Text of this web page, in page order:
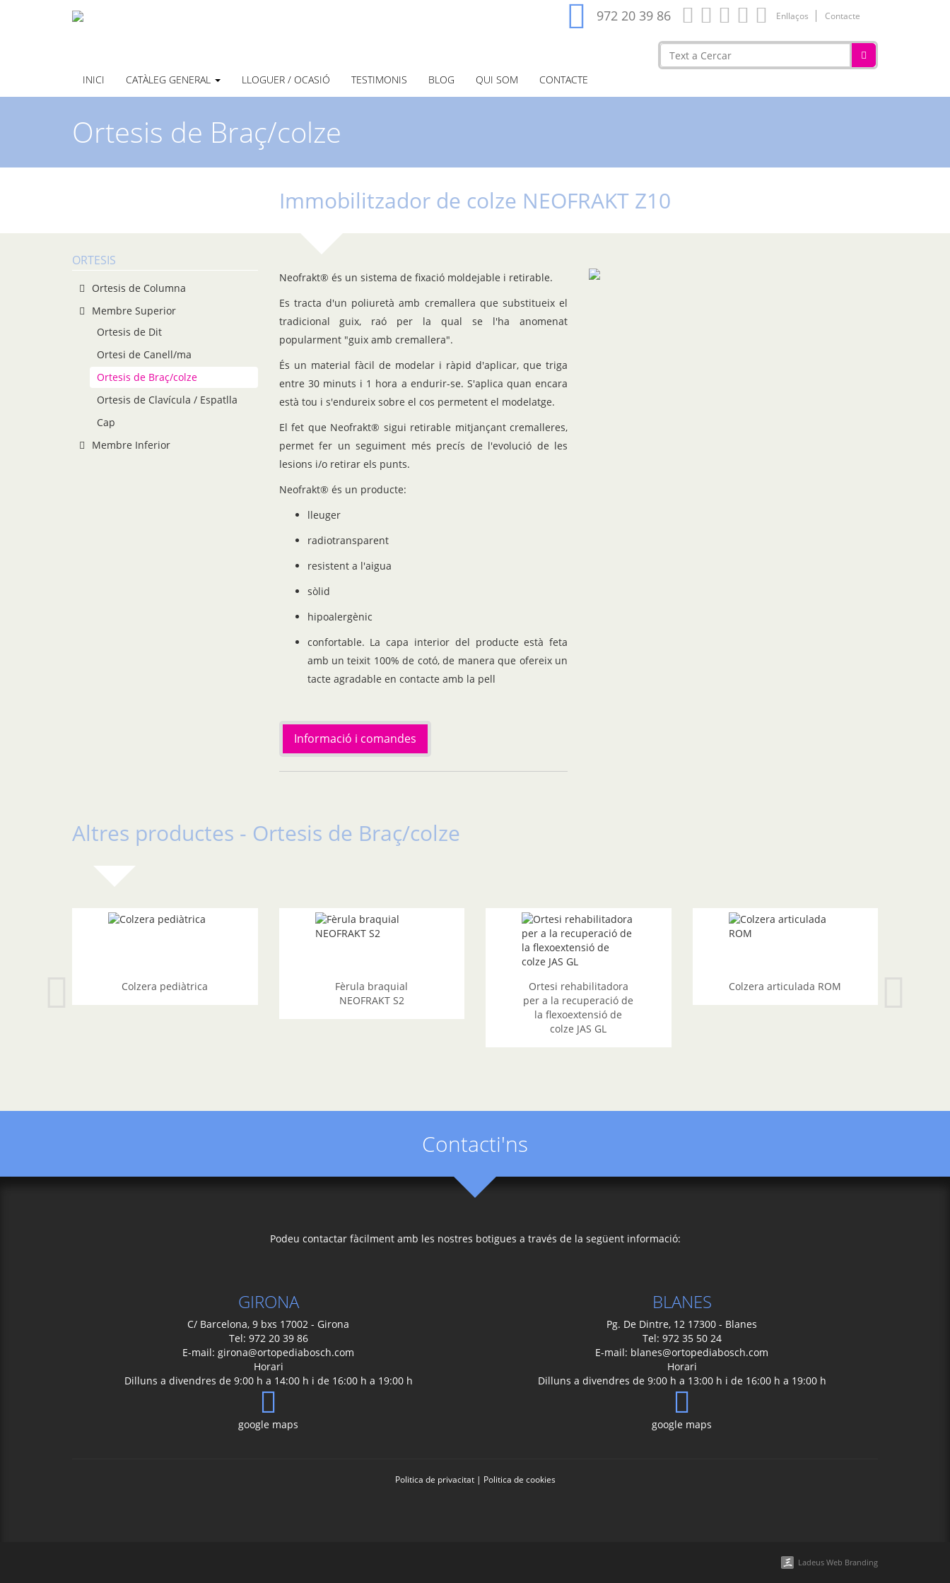
Enllaços Contacte
972 20 39 86
INICI CATÀLEG GENERAL LLOGUER / OCASIÓ TESTIMONIS BLOG QUI SOM CONTACTE
Ortesis de Braç/colze
Immobilitzador de colze NEOFRAKT Z10
ORTESIS
Ortesis de Columna
Membre Superior
Ortesis de Dit
Ortesi de Canell/ma
Ortesis de Braç/colze
Ortesis de Clavícula / Espatlla
Cap
Membre Inferior
Neofrakt® és un sistema de fixació moldejable i retirable.
Es tracta d'un poliuretà amb cremallera que substitueix el
tradicional guix, raó per la qual se l'ha anomenat
popularment "guix amb cremallera".
És un material fàcil de modelar i ràpid d'aplicar, que triga
entre 30 minuts i 1 hora a endurir-se. S'aplica quan encara
està tou i s'endureix sobre el cos permetent el modelatge.
El fet que Neofrakt® sigui retirable mitjançant cremalleres,
permet fer un seguiment més precís de l'evolució de les
lesions i/o retirar els punts.
Neofrakt® és un producte:
lleuger
radiotransparent
resistent a l'aigua
sòlid
hipoalergènic
confortable. La capa interior del producte està feta
amb un teixit 100% de cotó, de manera que ofereix un
tacte agradable en contacte amb la pell
Informació i comandes
Altres productes - Ortesis de Braç/colze
Colzera pediàtrica
Fèrula braquial
NEOFRAKT S2
Ortesi rehabilitadora
per a la recuperació de
la flexoextensió de
colze JAS GL
Colzera articulada ROM
Contacti'ns
Podeu contactar fàcilment amb les nostres botigues a través de la següent informació:
GIRONA
C/ Barcelona, 9 bxs 17002 - Girona
Tel: 972 20 39 86
E-mail: girona@ortopediabosch.com
Horari
Dilluns a divendres de 9:00 h a 14:00 h i de 16:00 h a 19:00 h
google maps
BLANES
Pg. De Dintre, 12 17300 - Blanes
Tel: 972 35 50 24
E-mail: blanes@ortopediabosch.com
Horari
Dilluns a divendres de 9:00 h a 13:00 h i de 16:00 h a 19:00 h
google maps
Politica de privacitat| Politica de cookies
Ladeus Web Branding